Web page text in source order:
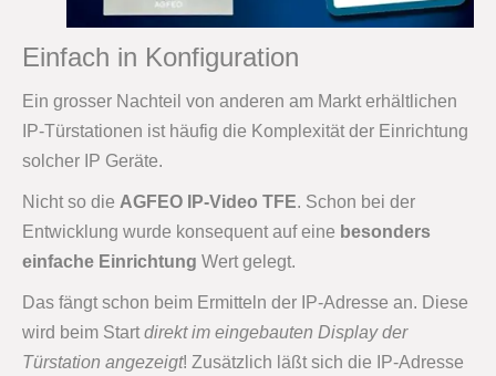
Einfach in Konfiguration
Ein grosser Nachteil von anderen am Markt erhältlichen
IP-Türstationen ist häufig die Komplexität der Einrichtung
solcher IP Geräte.
Nicht so die AGFEO IP-Video TFE. Schon bei der
Entwicklung wurde konsequent auf eine besonders
einfache Einrichtung Wert gelegt.
Das fängt schon beim Ermitteln der IP-Adresse an. Diese
wird beim Start direkt im eingebauten Display der
Türstation angezeigt! Zusätzlich läßt sich die IP-Adresse